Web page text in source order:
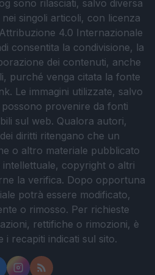
sono rilasciati, salvo diversa
singoli articoli, con licenza
4.0 Internazionale
consentita la condivisione, la
dei contenuti, anche
purché venga citata la fonte
Le immagini utilizzate, salvo
provenire da fonti
sul web. Qualora autori,
diritti ritengano che un
o altro materiale pubblicato
copyright o altri
la verifica. Dopo opportuna
potrà essere modificato,
o rimosso. Per richieste
rettifiche o rimozioni, è
i recapiti indicati sul sito.